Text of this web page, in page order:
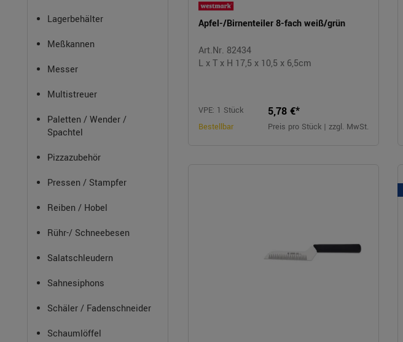
Lagerbehälter
Meßkannen
Messer
Multistreuer
Paletten / Wender /
Spachtel
Pizzazubehör
Pressen / Stampfer
Reiben / Hobel
Rühr-/ Schneebesen
Salatschleudern
Sahnesiphons
Schäler / Fadenschneider
Schaumlöffel
Apfel-/Birnenteiler 8-fach weiß/grün
Art.Nr. 82434
L x T x H 17,5 x 10,5 x 6,5cm
VPE: 1 Stück
Bestellbar
5,78 €*
Preis pro Stück | zzgl. MwSt.